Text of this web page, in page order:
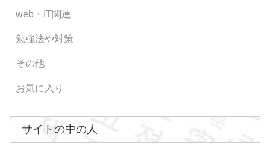
web・IT関連
勉強法や対策
その他
お気に入り
サイトの中の人